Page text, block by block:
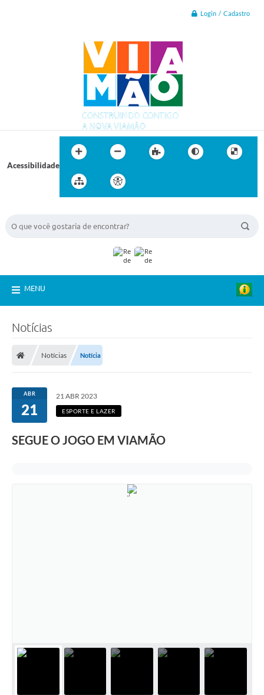
Login / Cadastro
Acessibilidade
MENU
Notícias
Notícias Notícia
ABR
21
21 ABR 2023
ESPORTE E LAZER
SEGUE O JOGO EM VIAMÃO